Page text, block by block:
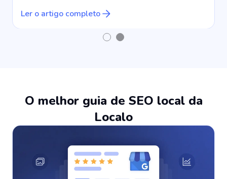
Ler o artigo completo
O melhor guia de SEO local da
Localo